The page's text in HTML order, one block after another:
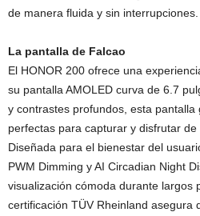
de manera fluida y sin interrupciones.
La pantalla de Falcao
El HONOR 200 ofrece una
su pantalla AMOLED curva de 6.7
y contrastes profundos, esta pantalla
perfectas para capturar y disfrutar de
Diseñada para el bienestar del
PWM Dimming y AI Circadian Night
visualización cómoda durante largos
certificación TÜV Rheinland asegura